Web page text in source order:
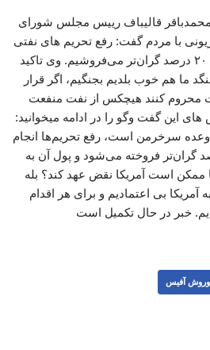
قالیباف رییس مجلس شورای
با مردم گفت: رفع تحریم های نفتی
انجام شده است و نفت را ۲۰ درصد گران‌تر می‌فروشیم. وی تاکید
ما هم خوب بلدیم بجنگیم، اگر قرار
محروم کنند هیچکس از نفت منفعت
این گفت وگو را در ادامه میخوانید:
سرخرمن است، رفع تحریم‌ها انجام
نفت ایران ۲۰ درصد گران‌تر فروخته می‌شود و پول آن به
است آمریکا نقض عهد کند؟ بله
بی اعتمادیم و برای هر اقدام
خبر در حال تکمیل است
آفیس